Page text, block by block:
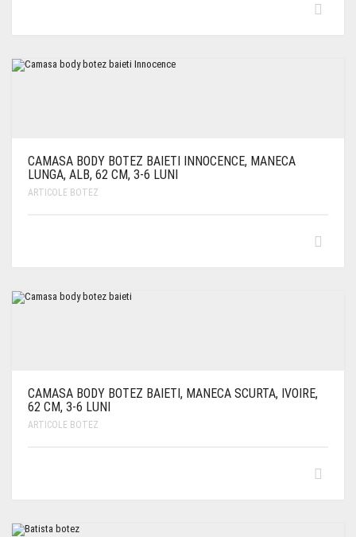
CAMASA BODY BOTEZ BAIETI INNOCENCE, MANECA
LUNGA, ALB, 62 CM, 3-6 LUNI
ARTICOLE BOTEZ
CAMASA BODY BOTEZ BAIETI, MANECA SCURTA, IVOIRE,
62 CM, 3-6 LUNI
ARTICOLE BOTEZ